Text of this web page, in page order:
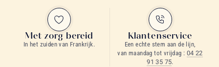
Met zorg bereid
In het zuiden van Frankrijk.
Klantenservice
Een echte stem aan de lijn,
van maandag tot vrijdag : 04 22
91 35 75.